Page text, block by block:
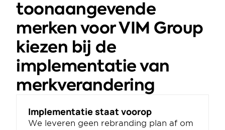
toonaangevende
merken voor VIM Group
kiezen bij de
implementatie van
merkverandering
Implementatie staat voorop
We leveren geen rebranding plan af om